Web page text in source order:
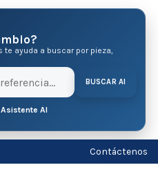
te ayuda a buscar por pieza,
BUSCAR AI
AI
Contáctenos